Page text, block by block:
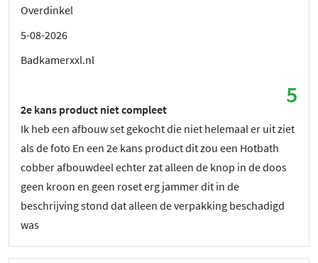
Overdinkel
5-08-2026
Badkamerxxl.nl
5
2e kans product niet compleet
Ik heb een afbouw set gekocht die niet helemaal er uit ziet
als de foto En een 2e kans product dit zou een Hotbath
cobber afbouwdeel echter zat alleen de knop in de doos
geen kroon en geen roset erg jammer dit in de
beschrijving stond dat alleen de verpakking beschadigd
was